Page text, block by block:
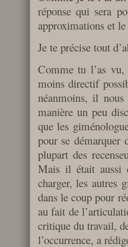
réponse qui sera
approximations et le
Je te précise tout
Comme tu l’as vu,
moins directif
néanmoins, il
manière un peu
que les
pour se
plupart des
Mais il était aussi
charger, les autres
dans le coup pour
au fait de
critique du travail,
l’occurrence, a